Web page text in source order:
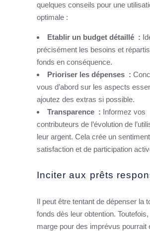
quelques conseils pour une
optimale :
Etablir un budget détaillé :
précisément les besoins et
fonds en conséquence.
Prioriser les dépenses :
vous d’abord sur les aspects
ajoutez des extras si possible.
Transparence : Informez vos
contributeurs de l’évolution de
leur argent. Cela crée un
satisfaction et de participation
Inciter aux prêts
Il peut être tentant de dépenser la
fonds dès leur obtention.
marge pour des imprévus pourrait